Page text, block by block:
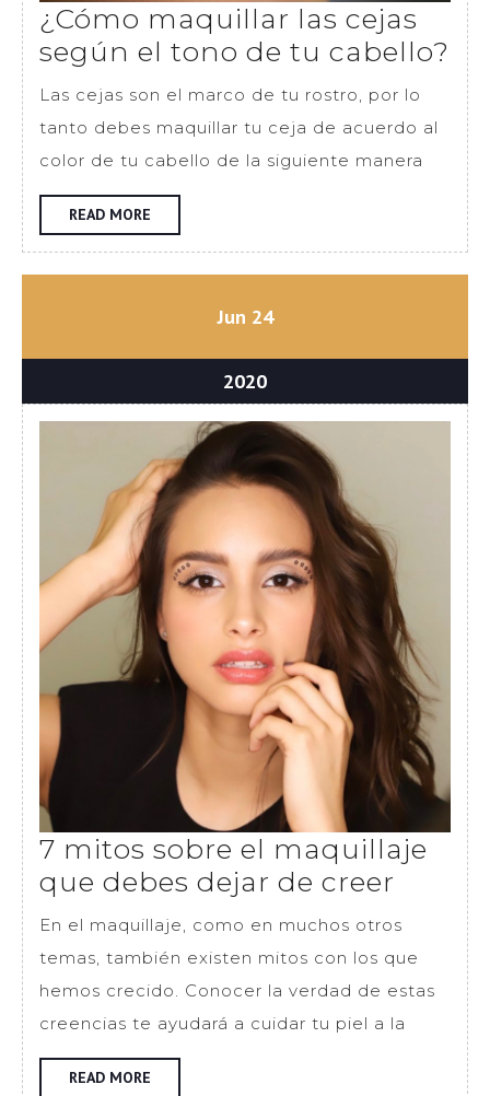
¿Cómo maquillar las cejas
según el tono de tu cabello?
las
el
de
Las cejas son el marco de tu rostro, por lo
tanto debes maquillar tu ceja de acuerdo al
color de tu cabello de la siguiente manera
READ MORE
MORE
Junjunio
2020
24junio
2020junio
24,
2020
7 mitos sobre el maquillaje
que debes dejar de creer
mitos
sobre
el
debes
En el maquillaje, como en muchos otros
temas, también existen mitos con los que
hemos crecido. Conocer la verdad de estas
creencias te ayudará a cuidar tu piel a la
READ MORE